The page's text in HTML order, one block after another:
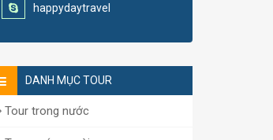
happydaytravel
DANH MỤC TOUR
Tour trong nước